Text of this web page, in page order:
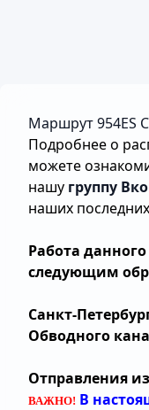
Маршрут 954ES
Подробнее о
можете
нашу группу
наших
Работа
следующим
Санкт-
Обводного
Отправления
ВАЖНО! В